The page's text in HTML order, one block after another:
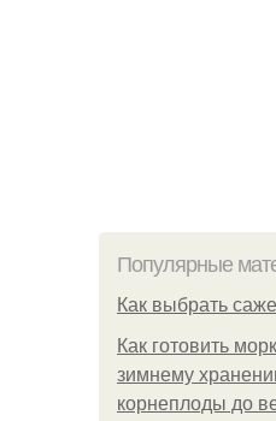
Популярные
Как выбрать
Как готовить
зимнему
корнеплоды до